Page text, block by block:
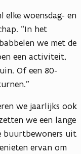
elke woensdag- en
“In het
we met de
een activiteit,
Of een 80-
we jaarlijks ook
we een lange
buurtbewoners uit
ervan om